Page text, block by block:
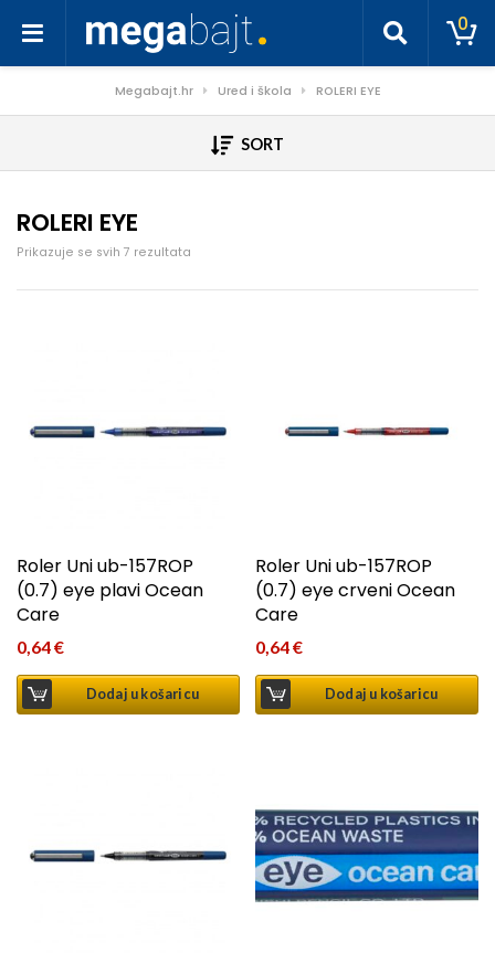
0
Megabajt.hr Ured i škola ROLERI EYE
SORT
ROLERI EYE
Prikazuje se svih 7 rezultata
Roler Uni ub-157ROP
(0.7) eye plavi Ocean
Care
0,64€
Dodaj u košaricu
Roler Uni ub-157ROP
(0.7) eye crveni Ocean
Care
0,64€
Dodaj u košaricu